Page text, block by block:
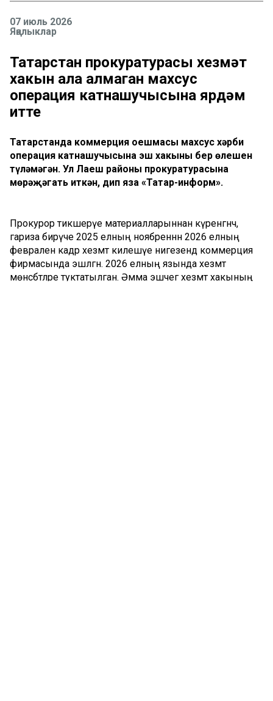
07 июль 2026
Яңалыклар
Татарстан прокуратурасы хезмәт
хакын ала алмаган махсус
операция катнашучысына ярдәм
итте
Татарстанда коммерция оешмасы махсус хәрби
операция катнашучысына эш хакының бер өлешен
түләмәгән. Ул Лаеш районы прокуратурасына
мөрәҗәгать иткән, дип яза «Татар-информ».
Прокурор тикшерүе материалларыннан күренгәнчә,
гариза бирүче 2025 елның ноябреннән 2026 елның
февраленә кадәр хезмәт килешүе нигезендә коммерция
фирмасында эшләгән. 2026 елның язында хезмәт
мөнәсәбәтләре туктатылган. Әмма эшчегә хезмәт хакының